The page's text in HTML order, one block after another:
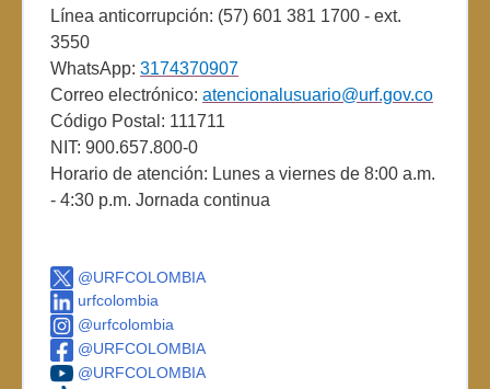
Línea anticorrupción: (57) 601 381 1700 - ext.
3550
WhatsApp: 3174370907
Correo electrónico: atencionalusuario@urf.gov.co
Código Postal: 111711
NIT: 900.657.800-0
Horario de atención: Lunes a viernes de 8:00 a.m.
- 4:30 p.m. Jornada continua
@URFCOLOMBIA
urfcolombia
@urfcolombia
@URFCOLOMBIA
@URFCOLOMBIA